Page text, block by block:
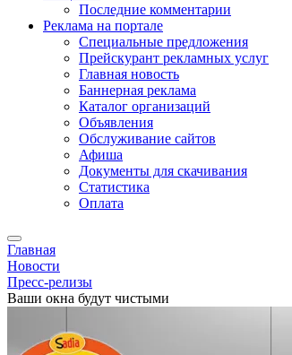
Последние комментарии
Реклама на портале
Специальные предложения
Прейскурант рекламных услуг
Главная новость
Баннерная реклама
Каталог организаций
Объявления
Обслуживание сайтов
Афиша
Документы для скачивания
Статистика
Оплата
Главная
Новости
Пресс-релизы
Ваши окна будут чистыми